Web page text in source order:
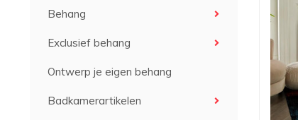
Behang
Exclusief behang
Ontwerp je eigen behang
Badkamerartikelen